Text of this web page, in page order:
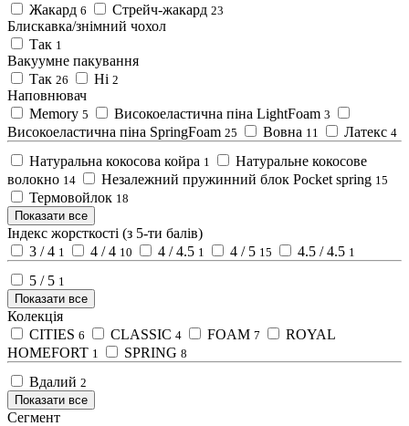
Жакард 6 Стрейч-жакард 23
Блискавка/знімний чохол
Так 1
Вакуумне пакування
Так 26 Ні 2
Наповнювач
Memory 5 Високоеластична піна LightFoam 3
Високоеластична піна SpringFoam 25 Вовна 11 Латекс 4
Натуральна кокосова койра 1
Натуральне кокосове
волокно 14 Незалежний пружинний блок Pocket spring 15
Термовойлок 18
Показати все
Індекс жорсткості (з 5-ти балів)
3 / 4 1 4 / 4 10 4 / 4.5 1 4 / 5 15 4.5 / 4.5 1
5 / 5 1
Показати все
Колекція
CITIES 6 CLASSIC 4 FOAM 7
ROYAL
HOMEFORT 1 SPRING 8
Вдалий 2
Показати все
Сегмент